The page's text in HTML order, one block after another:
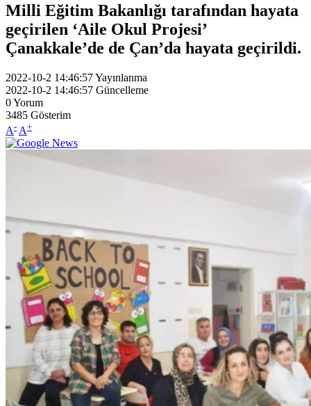
Milli Eğitim Bakanlığı tarafından hayata
geçirilen ‘Aile Okul Projesi’
Çanakkale’de de Çan’da hayata geçirildi.
2022-10-2 14:46:57Yayınlanma
2022-10-2 14:46:57 Güncelleme
0Yorum
3485 Gösterim
A- A+